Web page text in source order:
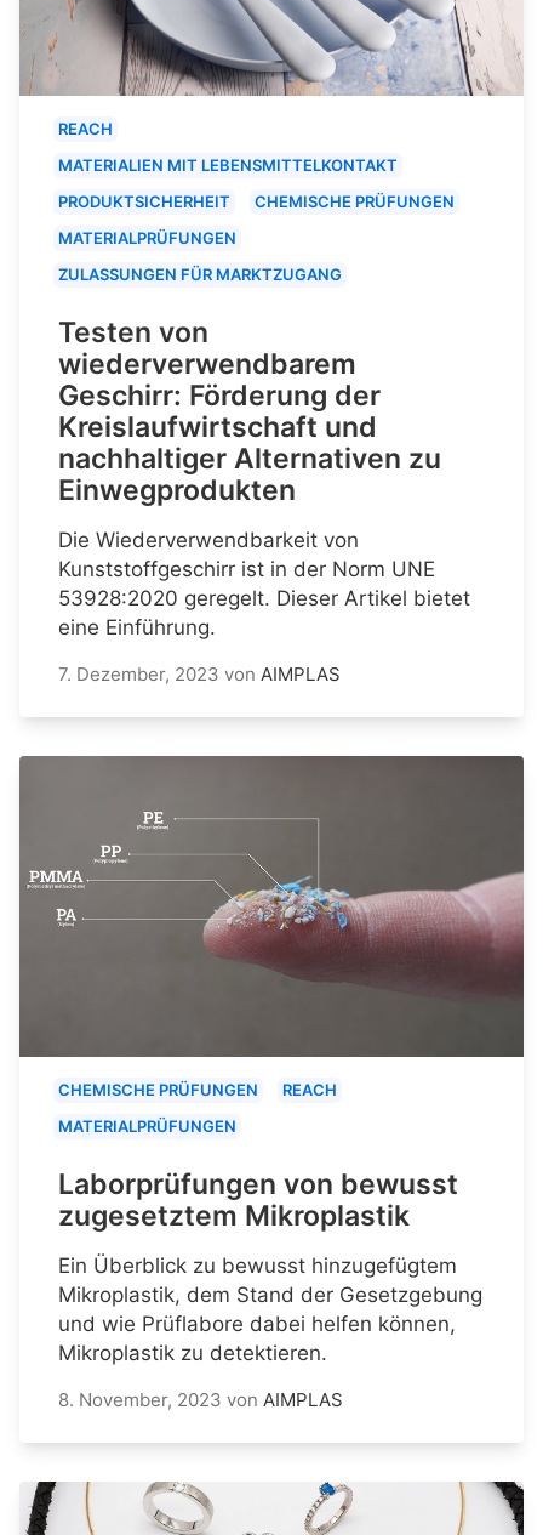
REACH
MATERIALIEN MIT LEBENSMITTELKONTAKT
PRODUKTSICHERHEIT
CHEMISCHE PRÜFUNGEN
MATERIALPRÜFUNGEN
ZULASSUNGEN FÜR MARKTZUGANG
Testen von
wiederverwendbarem
Geschirr: Förderung der
Kreislaufwirtschaft und
nachhaltiger Alternativen zu
Einwegprodukten
Die Wiederverwendbarkeit von
Kunststoffgeschirr ist in der Norm UNE
53928:2020 geregelt. Dieser Artikel bietet
eine Einführung.
7. Dezember, 2023 von AIMPLAS
CHEMISCHE PRÜFUNGEN
REACH
MATERIALPRÜFUNGEN
Laborprüfungen von bewusst
zugesetztem Mikroplastik
Ein Überblick zu bewusst hinzugefügtem
Mikroplastik, dem Stand der Gesetzgebung
und wie Prüflabore dabei helfen können,
Mikroplastik zu detektieren.
8. November, 2023 von AIMPLAS